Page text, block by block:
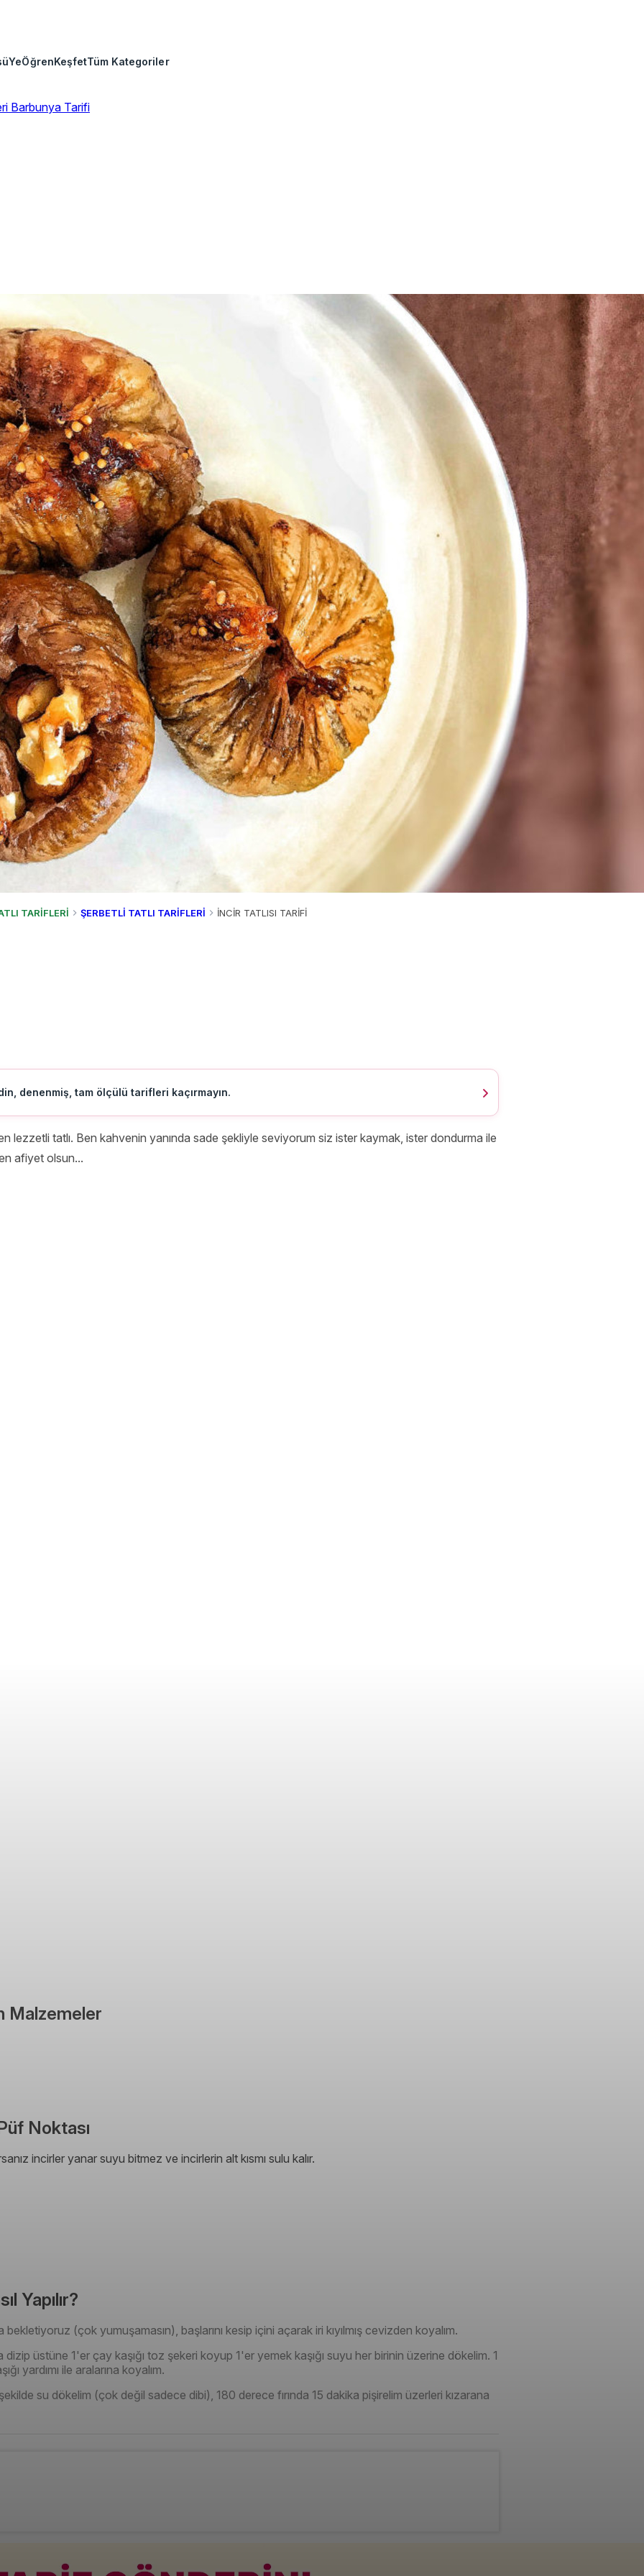
YeÖğrenKeşfetTüm Kategoriler
Barbunya Tarifi
TARİFLERİ ŞERBETLİ TATLI TARİFLERİ İNCİR TATLISI TARİFİ
denenmiş, tam ölçülü tarifleri kaçırmayın.
lezzetli tatlı. Ben kahvenin yanında sade şekliyle seviyorum siz ister kaymak, ister dondurma ile
afiyet olsun...
Malzemeler
Noktası
incirler yanar suyu bitmez ve incirlerin alt kısmı sulu kalır.
Yapılır?
bekletiyoruz (çok yumuşamasın), başlarını kesip içini açarak iri kıyılmış cevizden koyalım.
dizip üstüne 1'er çay kaşığı toz şekeri koyup 1'er yemek kaşığı suyu her birinin üzerine dökelim. 1
yardımı ile aralarına koyalım.
su dökelim (çok değil sadece dibi), 180 derece fırında 15 dakika pişirelim üzerleri kızarana